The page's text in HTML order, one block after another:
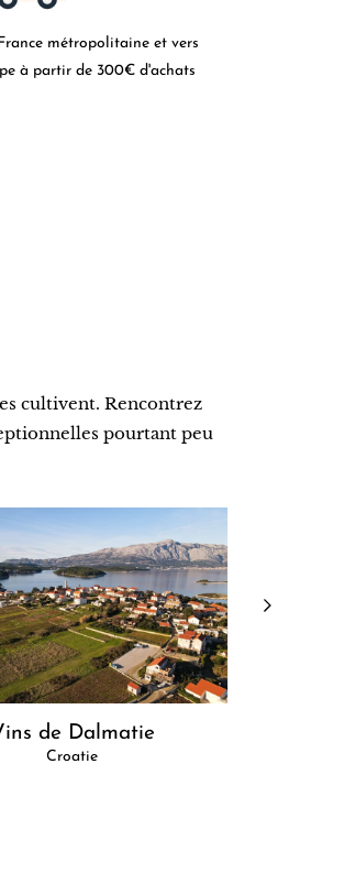
métropolitaine et vers
à partir de 300€ d'achats
cultivent. Rencontrez
pourtant peu
de Dalmatie
Croatie